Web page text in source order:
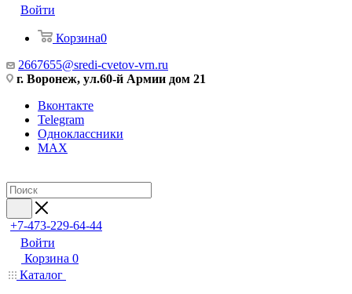
Войти
Корзина0
2667655@sredi-cvetov-vrn.ru
г. Воронеж, ул.60-й Армии дом 21
Вконтакте
Telegram
Одноклассники
MAX
+7-473-229-64-44
Войти
Корзина 0
Каталог